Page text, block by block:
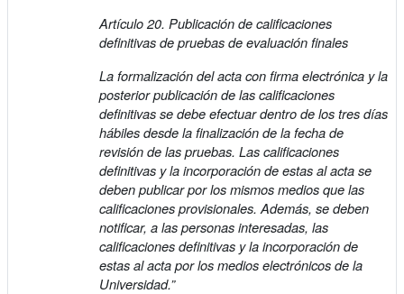
Artículo 20. Publicación de calificaciones
definitivas de pruebas de evaluación finales
La formalización del acta con firma electrónica y la
posterior publicación de las calificaciones
definitivas se debe efectuar dentro de los tres días
hábiles desde la finalización de la fecha de
revisión de las pruebas. Las calificaciones
definitivas y la incorporación de estas al acta se
deben publicar por los mismos medios que las
calificaciones provisionales. Además, se deben
notificar, a las personas interesadas, las
calificaciones definitivas y la incorporación de
estas al acta por los medios electrónicos de la
Universidad.”